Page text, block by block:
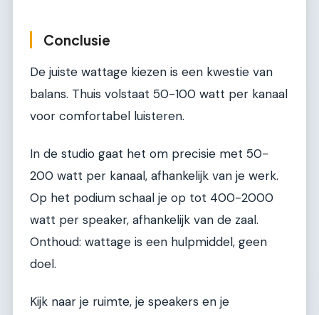
Conclusie
De juiste wattage kiezen is een kwestie van
balans. Thuis volstaat 50-100 watt per kanaal
voor comfortabel luisteren.
In de studio gaat het om precisie met 50-
200 watt per kanaal, afhankelijk van je werk.
Op het podium schaal je op tot 400-2000
watt per speaker, afhankelijk van de zaal.
Onthoud: wattage is een hulpmiddel, geen
doel.
Kijk naar je ruimte, je speakers en je